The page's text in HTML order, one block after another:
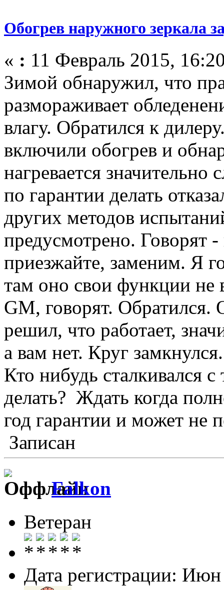
Обогрев наружного зеркала
« : 11 Февраль 2015,
Зимой обнаружил, что
размораживает
влагу. Обратился к
включили обогрев и
нагревается
по гарантии делать
других методов
предусмотрено. Говорят -
приезжайте, заменим. Я
там оно свои функции не
GM, говорят. Обратился.
решил, что работает,
а вам нет. Круг замкнулся.
Кто нибудь сталкивался
делать? Ждать когда
год гарантии и может не
Записан
Falkon
Ветеран
Дата регистрации: